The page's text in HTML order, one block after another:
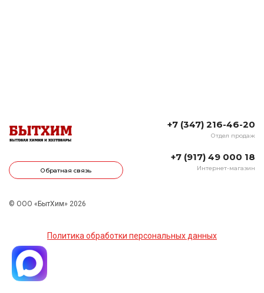
Обратная связь
+7 (347) 216-46-20
Отдел продаж
+7 (917) 49 000 18
Интернет-магазин
© ООО «БытХим» 2026
Политика обработки персональных данных